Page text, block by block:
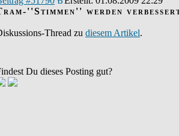
''Stimmen'' werden
Thread zu diesem Artikel.
Du dieses Posting gut?